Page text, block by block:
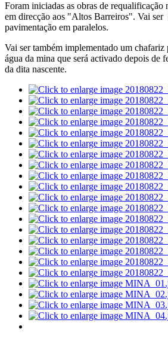
Foram iniciadas as obras de
em direcção aos "Altos Barreiros". Vai ser
pavimentação em paralelos.
Vai ser também implementado um chafariz
água da mina que será activado depois de
da dita nascente.